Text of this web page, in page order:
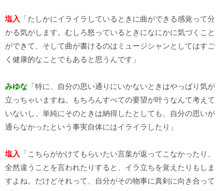
塩入
「たしかにイライラしているときに曲ができる感覚って分
かる気がします。むしろ怒っているときになにかに気づくこと
ができて、そして曲が書けるのはミュージシャンとしてはすご
く健康的なことでもあると思うんです」
みゆな 「特に、自分の思い通りにいかないときはやっぱり気が
立っちゃいますね。もちろんすべての要望が叶うなんて考えて
いないし、単純にそのときは納得したとしても、自分の思いが
通らなかったという事実自体にはイライラしたり」
塩入
「こちらがかけてもらいたい言葉が返ってこなかったり、
全然違うことを言われたりすると、イラ立ちを覚えたりもしま
すよね。だけどそれって、自分がその物事に真剣に向き合って